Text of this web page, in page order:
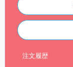
注文履歴